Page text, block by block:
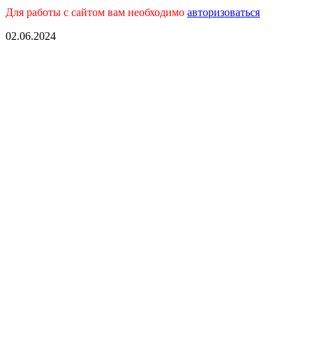
Для работы с сайтом вам необходимо авторизоваться
02.06.2024